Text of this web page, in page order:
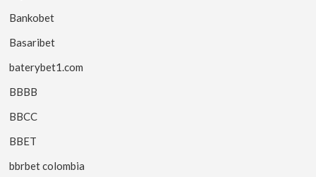
Bankobet
Basaribet
baterybet1.com
BBBB
BBCC
BBET
bbrbet colombia